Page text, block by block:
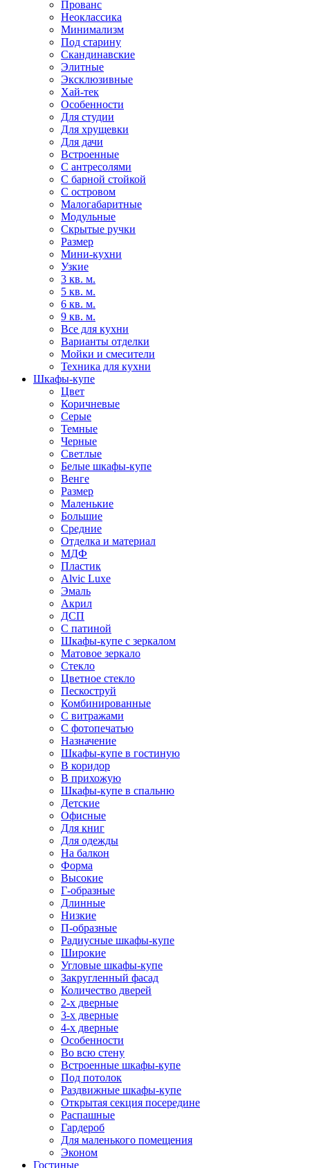
Прованс
Неоклассика
Минимализм
Под старину
Скандинавские
Элитные
Эксклюзивные
Хай-тек
Особенности
Для студии
Для хрущевки
Для дачи
Встроенные
С антресолями
С барной стойкой
С островом
Малогабаритные
Модульные
Скрытые ручки
Размер
Мини-кухни
Узкие
3 кв. м.
5 кв. м.
6 кв. м.
9 кв. м.
Все для кухни
Варианты отделки
Мойки и смесители
Техника для кухни
Шкафы-купе
Цвет
Коричневые
Серые
Темные
Черные
Светлые
Белые шкафы-купе
Венге
Размер
Маленькие
Большие
Средние
Отделка и материал
МДФ
Пластик
Alvic Luxe
Эмаль
Акрил
ДСП
С патиной
Шкафы-купе с зеркалом
Матовое зеркало
Стекло
Цветное стекло
Пескоструй
Комбинированные
С витражами
С фотопечатью
Назначение
Шкафы-купе в гостиную
В коридор
В прихожую
Шкафы-купе в спальню
Детские
Офисные
Для книг
Для одежды
На балкон
Форма
Высокие
Г-образные
Длинные
Низкие
П-образные
Радиусные шкафы-купе
Широкие
Угловые шкафы-купе
Закругленный фасад
Количество дверей
2-х дверные
3-х дверные
4-х дверные
Особенности
Во всю стену
Встроенные шкафы-купе
Под потолок
Раздвижные шкафы-купе
Открытая секция посередине
Распашные
Гардероб
Для маленького помещения
Эконом
Гостиные